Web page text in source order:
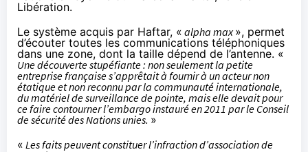
Libération.
Le système acquis par Haftar, « alpha max», permet
d’écouter toutes les communications téléphoniques
dans une zone, dont la taille dépend de l’antenne. «
Une découverte stupéfiante : non seulement la petite
entreprise française s’apprêtait à fournir à un acteur non
étatique et non reconnu par la communauté internationale,
du matériel de surveillance de pointe, mais elle devait pour
ce faire contourner l’embargo instauré en 2011 par le Conseil
de sécurité des Nations unies. »
« Les faits peuvent constituer l’infraction d’association de